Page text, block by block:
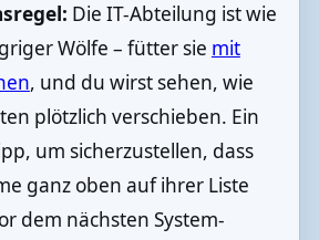
Die IT-Abteilung ist wie
Wölfe – fütter sie mit
, und du wirst sehen, wie
plötzlich verschieben. Ein
um sicherzustellen, dass
ganz oben auf ihrer Liste
dem nächsten System-